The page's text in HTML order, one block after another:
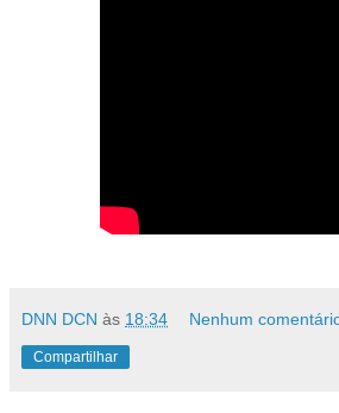
DNN DCN às 18:34 Nenhum
Compartilhar